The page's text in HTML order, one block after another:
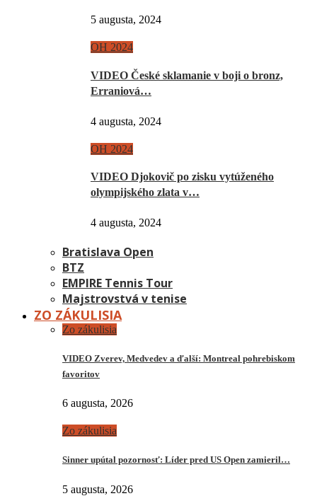
5 augusta, 2024
OH 2024
VIDEO České sklamanie v boji o bronz,
Erraniová…
4 augusta, 2024
OH 2024
VIDEO Djokovič po zisku vytúženého
olympijského zlata v…
4 augusta, 2024
Bratislava Open
BTZ
EMPIRE Tennis Tour
Majstrovstvá v tenise
ZO ZÁKULISIA
Zo zákulisia
VIDEO Zverev, Medvedev a ďalší: Montreal pohrebiskom
favoritov
6 augusta, 2026
Zo zákulisia
Sinner upútal pozornosť: Líder pred US Open zamieril…
5 augusta, 2026